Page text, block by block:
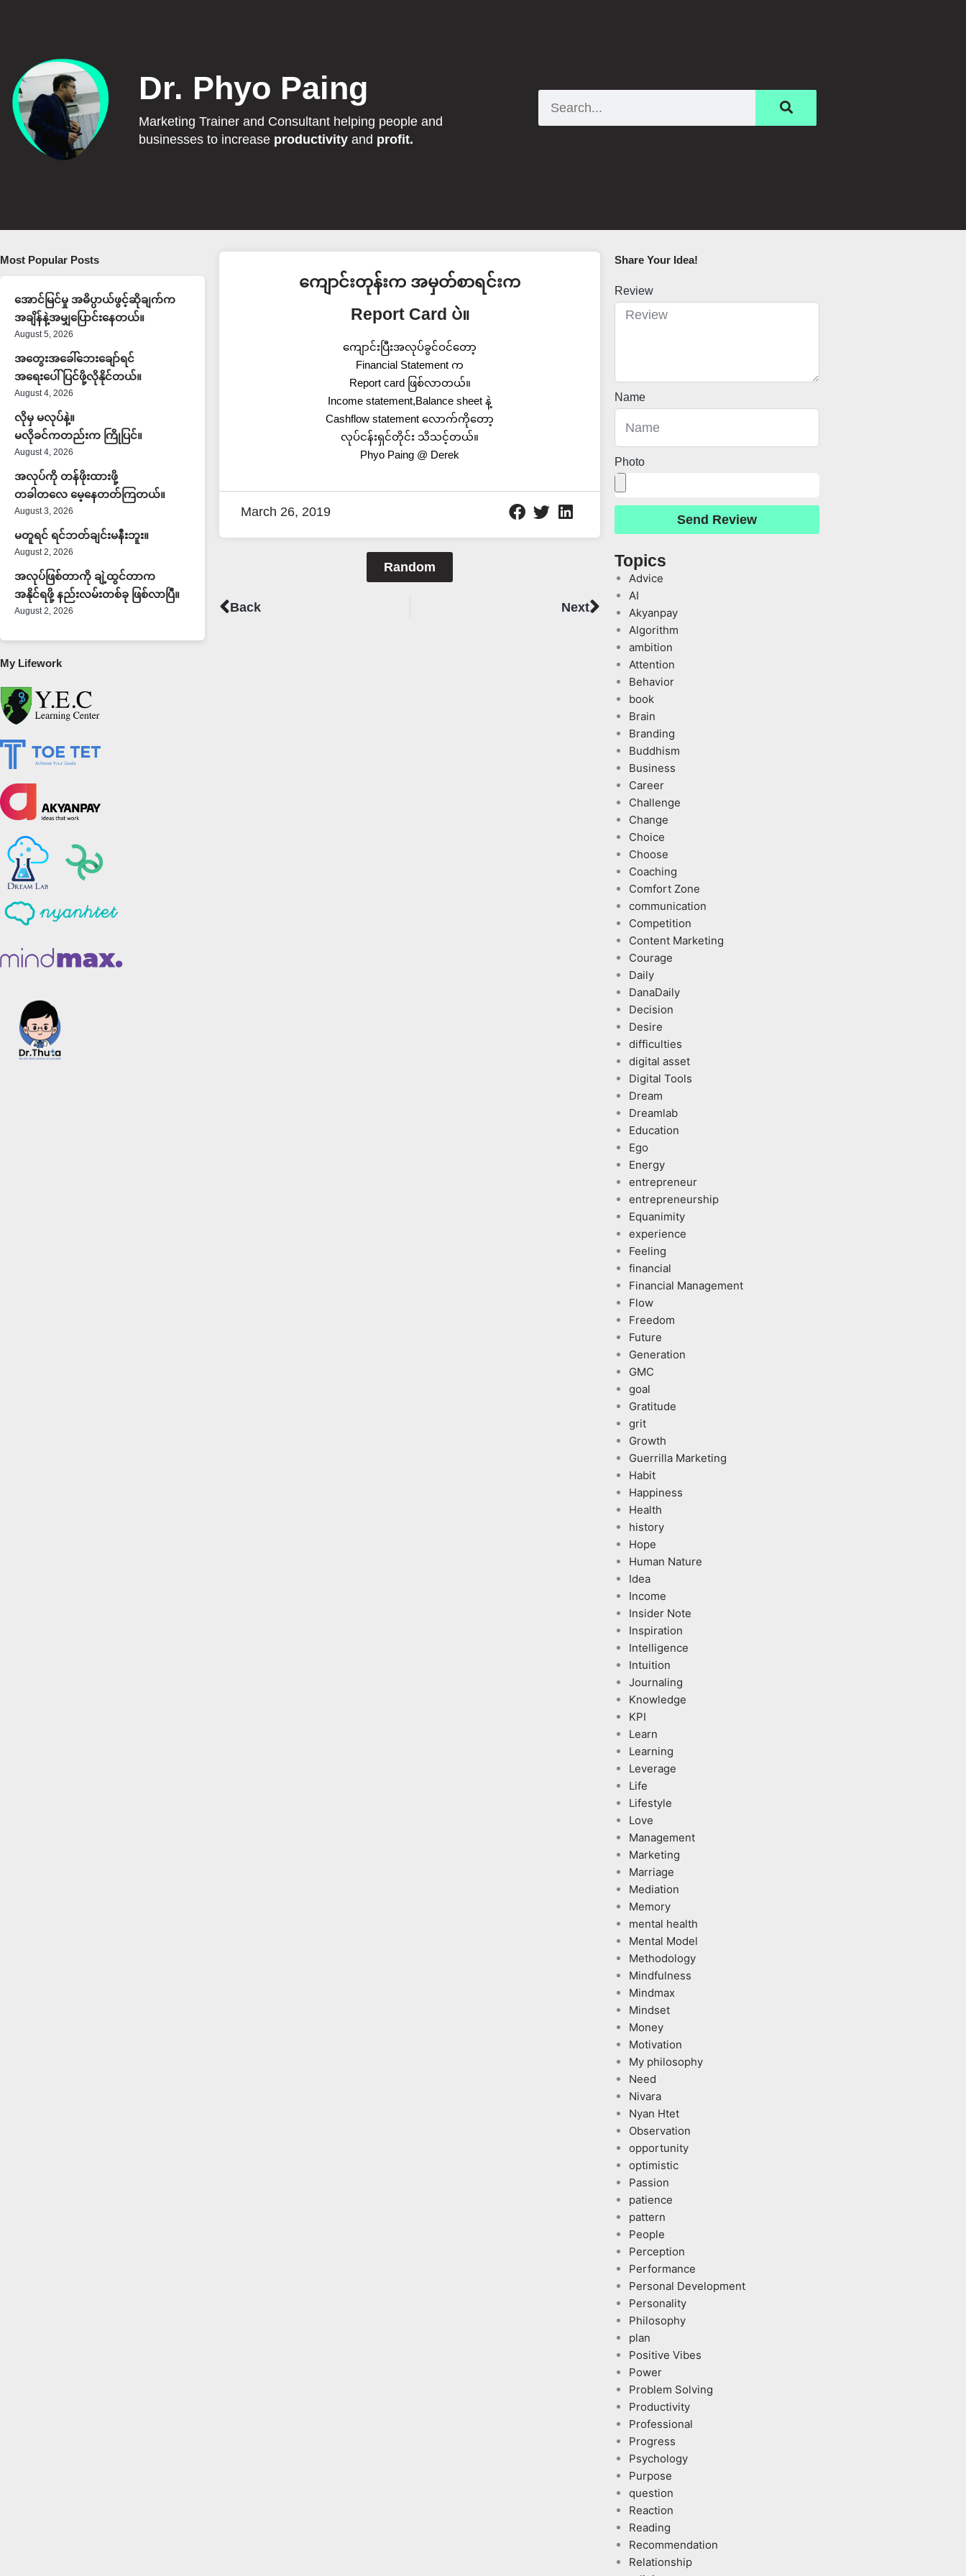
Dr. Phyo Paing
Marketing Trainer and Consultant helping people and
businesses to increase productivityand profit.
Most Popular Posts
အောင်မြင်မှု အဓိပ္ပာယ်ဖွင့်ဆိုချက်က
အချိန်နဲ့အမျှပြောင်းနေတယ်။
August 5, 2026
အတွေးအခေါ်ဘေးချော်ရင်
အရေးပေါ်ပြင်ဖို့လိုနိုင်တယ်။
August 4, 2026
လိုမှ မလုပ်နဲ့။
မလိုခင်ကတည်းက ကြိုပြင်။
August 4, 2026
အလုပ်ကို တန်ဖိုးထားဖို့
တခါတလေ မေ့နေတတ်ကြတယ်။
August 3, 2026
မတူရင် ရင်ဘတ်ချင်းမနီးဘူး။
August 2, 2026
အလုပ်ဖြစ်တာကို ချဲ့ထွင်တာက
အနိုင်ရဖို့ နည်းလမ်းတစ်ခု ဖြစ်လာပြီ။
August 2, 2026
My Lifework
ကျောင်းတုန်းက အမှတ်စာရင်းက
Report Card ပဲ။
ကျောင်းပြီးအလုပ်ခွင်ဝင်တော့
Financial Statement က
Report card ဖြစ်လာတယ်။
Income statement,Balance sheet နဲ့
Cashflow statement လောက်ကိုတော့
လုပ်ငန်းရှင်တိုင်း သိသင့်တယ်။
Phyo Paing @ Derek
March 26, 2019
Random
Prev
Back NextNext
Share Your Idea!​
Review
Name
Photo
Send Review
Topics
Advice
AI
Akyanpay
Algorithm
ambition
Attention
Behavior
book
Brain
Branding
Buddhism
Business
Career
Challenge
Change
Choice
Choose
Coaching
Comfort Zone
communication
Competition
Content Marketing
Courage
Daily
DanaDaily
Decision
Desire
difficulties
digital asset
Digital Tools
Dream
Dreamlab
Education
Ego
Energy
entrepreneur
entrepreneurship
Equanimity
experience
Feeling
financial
Financial Management
Flow
Freedom
Future
Generation
GMC
goal
Gratitude
grit
Growth
Guerrilla Marketing
Habit
Happiness
Health
history
Hope
Human Nature
Idea
Income
Insider Note
Inspiration
Intelligence
Intuition
Journaling
Knowledge
KPI
Learn
Learning
Leverage
Life
Lifestyle
Love
Management
Marketing
Marriage
Mediation
Memory
mental health
Mental Model
Methodology
Mindfulness
Mindmax
Mindset
Money
Motivation
My philosophy
Need
Nivara
Nyan Htet
Observation
opportunity
optimistic
Passion
patience
pattern
People
Perception
Performance
Personal Development
Personality
Philosophy
plan
Positive Vibes
Power
Problem Solving
Productivity
Professional
Progress
Psychology
Purpose
question
Reaction
Reading
Recommendation
Relationship